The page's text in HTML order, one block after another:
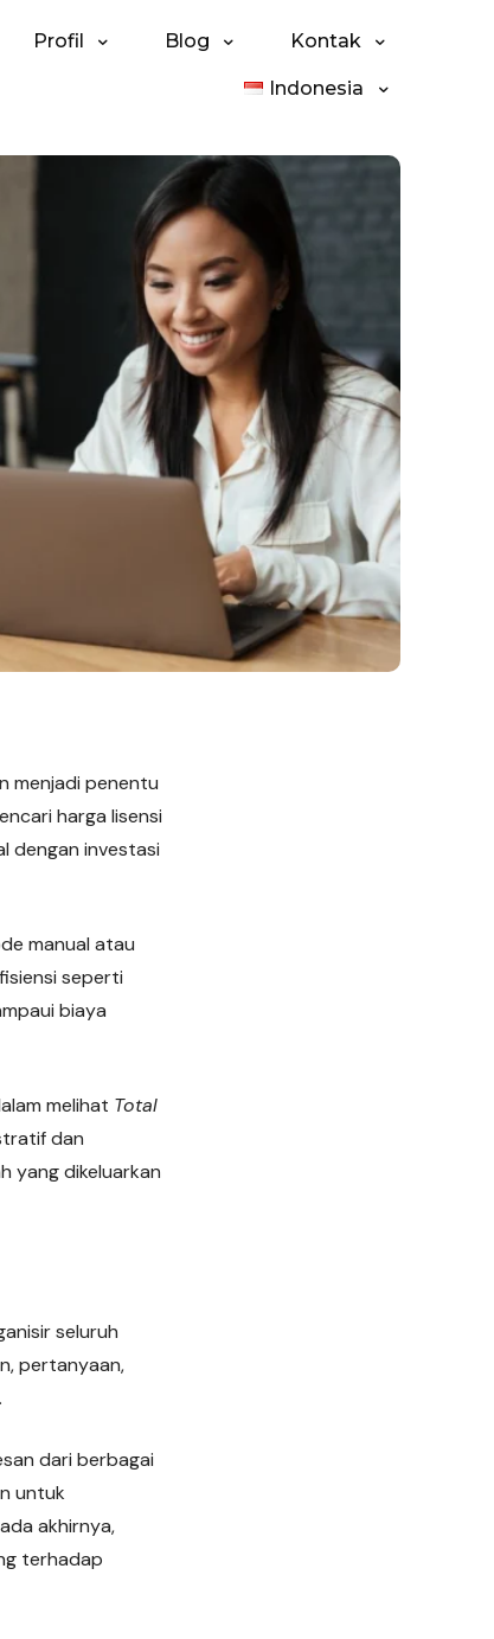
Profil Blog Kontak
Indonesia
menjadi penentu
harga lisensi
dengan investasi
manual atau
seperti
biaya
melihat Total
dan
yang dikeluarkan
seluruh
pertanyaan,
dari berbagai
untuk
akhirnya,
terhadap